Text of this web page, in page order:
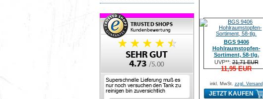
BGS 9406
Hohlraumstopfen-
Sortiment, 58-tlg.
UVP**:21,71 EUR
11,95 EUR
inkl. MwSt. zzgl. Versand
JETZT KAUFEN